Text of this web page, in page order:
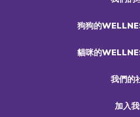
狗狗的
貓咪的
我們的
加入